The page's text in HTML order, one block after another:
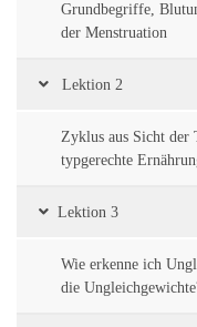
Grundbegriffe,
der Menstruation
Lektion 2
Zyklus aus Sicht der
typgerechte
Lektion 3
Wie erkenne ich
die